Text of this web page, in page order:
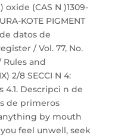
oxide (CAS N )1309-
KOTE PIGMENT
de datos de
/ Vol. 77, No.
Rules and
2/8 SECCI N 4:
4.1. Descripci n de
de primeros
by mouth
feel unwell, seek